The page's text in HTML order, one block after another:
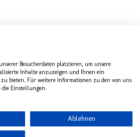
wechseln zu mykreuzfahrt
Besucherdaten platzieren, um unsere
Inhalte anzuzeigen und Ihnen ein
bieten. Für weitere Informationen zu den von uns
die Einstellungen.
Ablehnen